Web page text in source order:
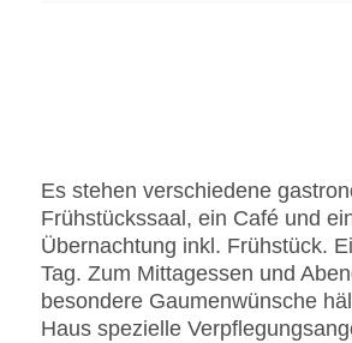
Es stehen verschiedene
Frühstückssaal, ein Café und
Übernachtung inkl. Frühstück.
Tag. Zum Mittagessen und
besondere Gaumenwünsche
Haus spezielle